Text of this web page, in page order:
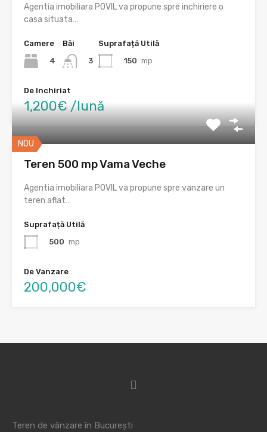
Agentia imobiliara POVIL va propune spre inchiriere o
casa situata…
Camere
4
Băi
3
Suprafață Utilă
150 mp
De Inchiriat
1,200€ /lună
NOU
Teren 500 mp Vama Veche
Agentia imobiliara POVIL va propune spre vanzare un
teren aflat…
Suprafață Utilă
500 mp
De Vanzare
200,000€
Teren de vânzare în București